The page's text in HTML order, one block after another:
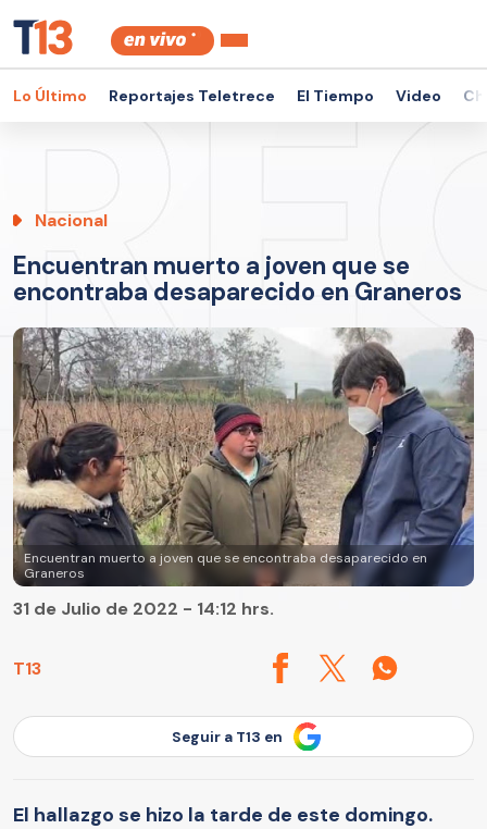
Lo Último Reportajes Teletrece El Tiempo Video
Nacional
Encuentran muerto a joven que se
encontraba desaparecido en Graneros
Encuentran muerto a joven que se encontraba desaparecido en
Graneros
T13
31 de Julio de 2022 - 14:12 hrs.
Seguir a T13 en
El hallazgo se hizo la tarde de este domingo.